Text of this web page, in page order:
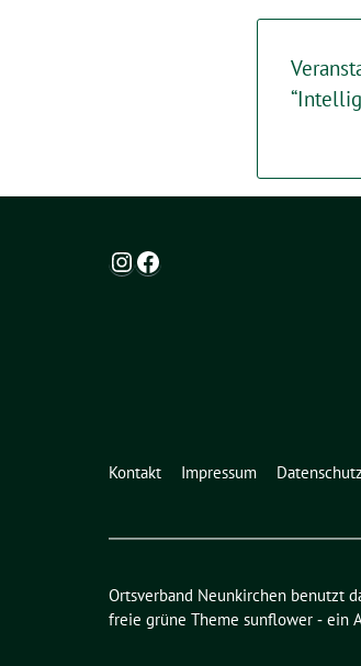
Instagram
Facebook
Kontakt Impressum
Ortsverband Neunkirchen benutzt
freie grüne Theme sunflower ‐ ein